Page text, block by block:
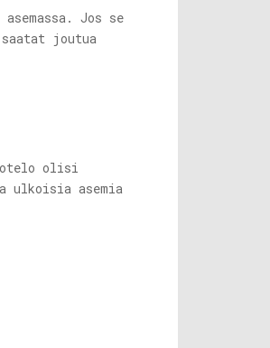
Jos se
joutua
olisi
ulkoisia asemia